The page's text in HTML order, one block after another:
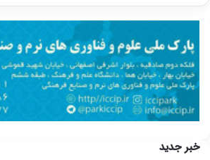
خبر جدید